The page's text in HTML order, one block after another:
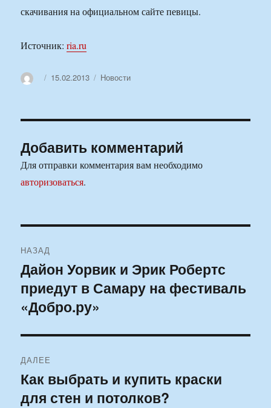
скачивания на официальном сайте певицы.
Источник:ria.ru
АвторОпубликовано
15.02.2013 Рубрики
Новости
Добавить комментарий
Для отправки комментария вам необходимо
авторизоваться.
по
записям
НАЗАД
Предыдущая
запись:
Дайон Уорвик и Эрик Робертс
приедут в Самару на фестиваль
«Добро.ру»
ДАЛЕЕ
Следующая
запись:
Как выбрать и купить краски
для стен и потолков?